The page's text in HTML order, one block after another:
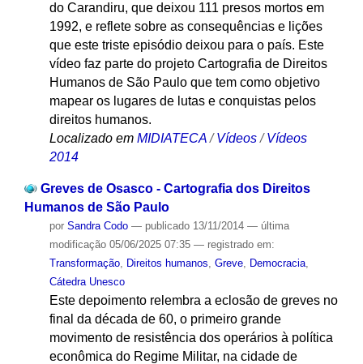
do Carandiru, que deixou 111 presos mortos em
1992, e reflete sobre as consequências e lições
que este triste episódio deixou para o país. Este
vídeo faz parte do projeto Cartografia de Direitos
Humanos de São Paulo que tem como objetivo
mapear os lugares de lutas e conquistas pelos
direitos humanos.
Localizado em MIDIATECA /Vídeos /Vídeos
2014
Greves de Osasco - Cartografia dos Direitos
Humanos de São Paulo
por Sandra Codo — publicado13/11/2014 — última
modificação05/06/2025 07:35 — registrado em:
Transformação, Direitos humanos Greve, Democracia,
Cátedra Unesco
Este depoimento relembra a eclosão de greves no
final da década de 60, o primeiro grande
movimento de resistência dos operários à política
econômica do Regime Militar, na cidade de